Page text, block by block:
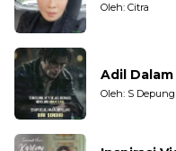
Oleh: Citra
Adil
Oleh: S Depung